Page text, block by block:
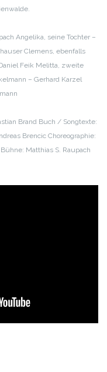
Angelika, seine Tochter –
Clemens, ebenfalls
Feik Melitta, zweite
– Gerhard Karzel
Brand Buch / Songtexte:
Brencic Choreographie:
Matthias S. Raupach